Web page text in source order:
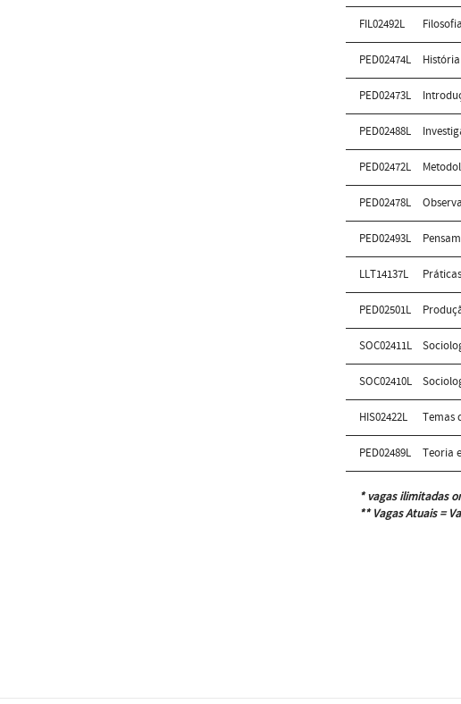
FIL02492L
PED02474L
PED02473L
PED02488L
PED02472L
PED02478L
PED02493L
LLT14137L
PED02501L
SOC02411L
SOC02410L
HIS02422L Temas
PED02489L Teoria
* vagas ilimitadas
** Vagas Atuais =